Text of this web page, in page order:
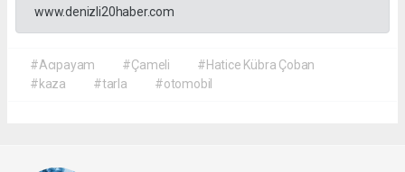
www.denizli20haber.com
#Acıpayam #Çameli
#Hatice Kübra Çoban
#kaza
#tarla #otomobil